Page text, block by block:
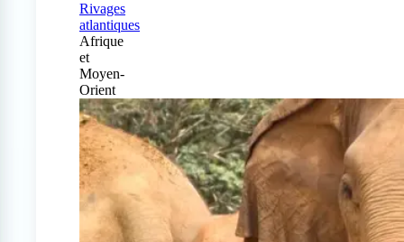
Rivages
atlantiques
Afrique
et
Moyen-
Orient